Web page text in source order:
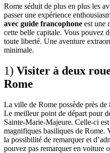
Rome séduit de plus en plus les
passer une expérience
avec guide francophone est une
cette belle capitale. Vous pouvez
toute liberté. Une aventure
minimale.
1) Visiter à deux
Rome
La ville de Rome possède près
Le meilleur point de départ pour
Sainte-Marie-Majeure. Celle-ci
magnifiques basiliques de Rome.
la possibilité de remarquer et
pouvez pas remarquer en voiture